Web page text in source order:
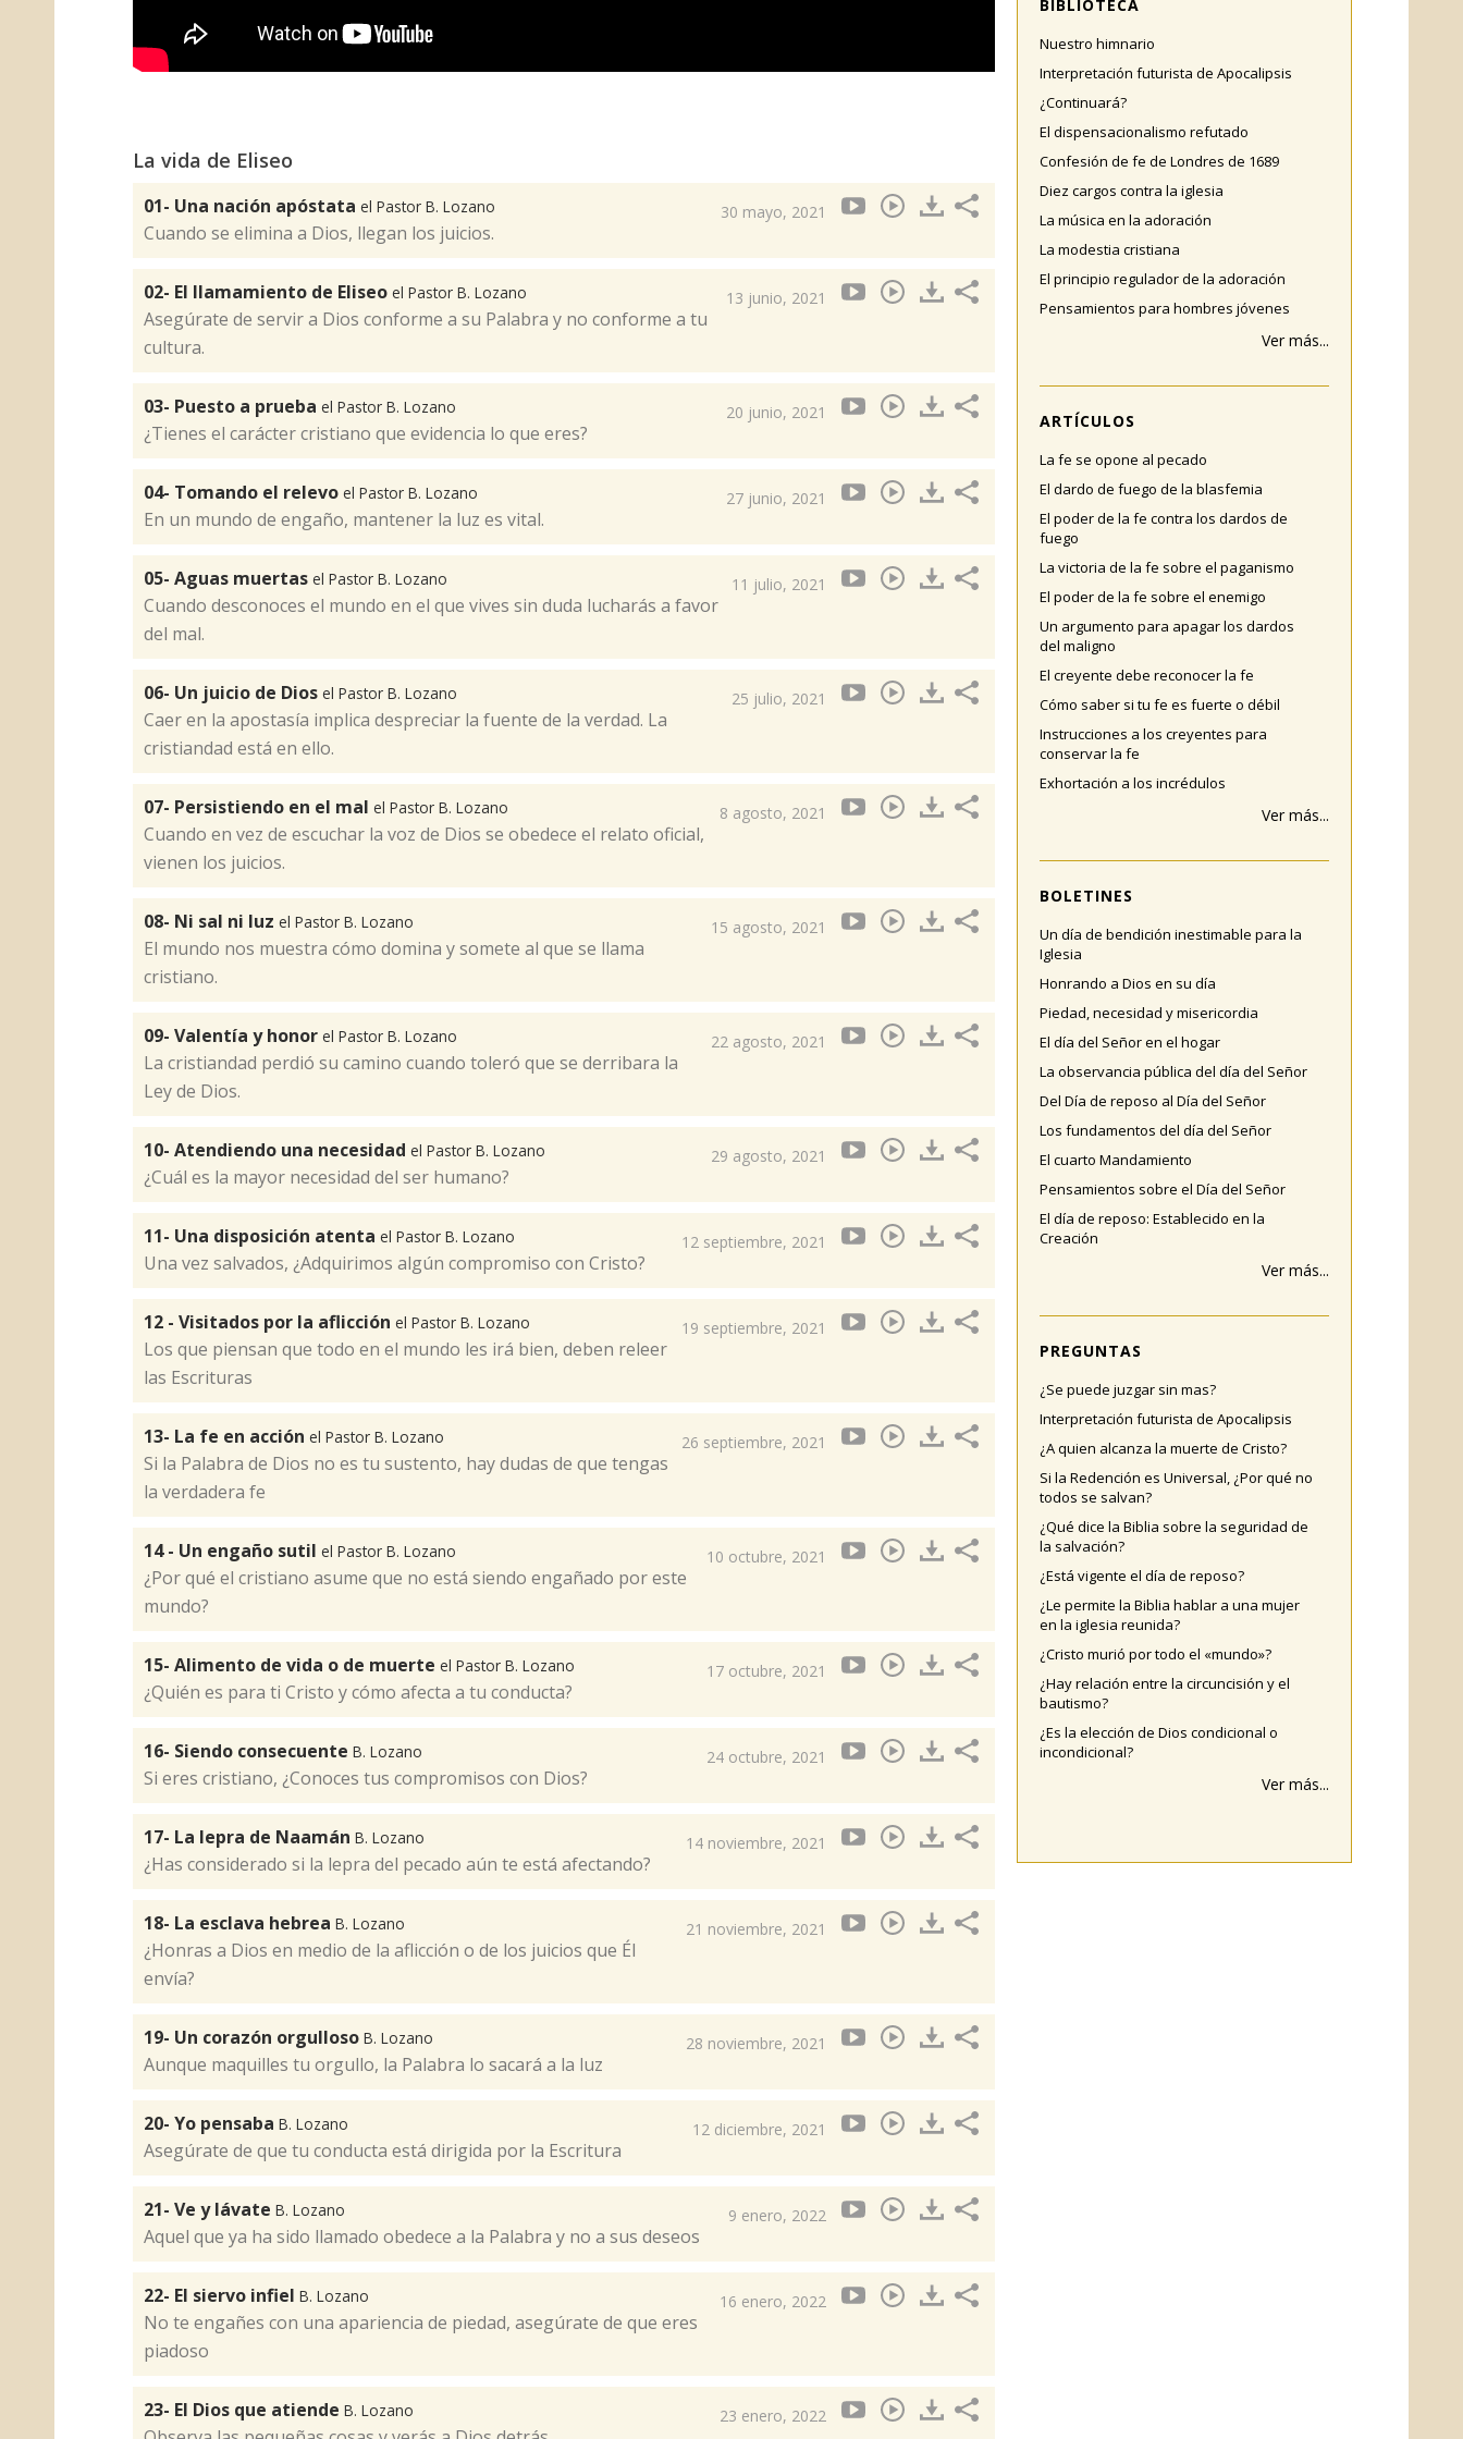
La vida de Eliseo
01- Una nación apóstata el Pastor B. Lozano 30 mayo, 2021
Cuando se elimina a Dios, llegan los juicios.
02- El llamamiento de Eliseo el Pastor B. Lozano 13 junio, 2021
Asegúrate de servir a Dios conforme a su Palabra y no conforme a tu
cultura.
03- Puesto a prueba el Pastor B. Lozano 20 junio, 2021
¿Tienes el carácter cristiano que evidencia lo que eres?
04- Tomando el relevo el Pastor B. Lozano 27 junio, 2021
En un mundo de engaño, mantener la luz es vital.
05- Aguas muertas el Pastor B. Lozano 11 julio, 2021
Cuando desconoces el mundo en el que vives sin duda lucharás a favor
del mal.
06- Un juicio de Dios el Pastor B. Lozano 25 julio, 2021
Caer en la apostasía implica despreciar la fuente de la verdad. La
cristiandad está en ello.
07- Persistiendo en el mal el Pastor B. Lozano 8 agosto, 2021
Cuando en vez de escuchar la voz de Dios se obedece el relato oficial,
vienen los juicios.
08- Ni sal ni luz el Pastor B. Lozano 15 agosto, 2021
El mundo nos muestra cómo domina y somete al que se llama
cristiano.
09- Valentía y honor el Pastor B. Lozano 22 agosto, 2021
La cristiandad perdió su camino cuando toleró que se derribara la
Ley de Dios.
10- Atendiendo una necesidad el Pastor B. Lozano 29 agosto, 2021
¿Cuál es la mayor necesidad del ser humano?
11- Una disposición atenta el Pastor B. Lozano 12 septiembre, 2021
Una vez salvados, ¿Adquirimos algún compromiso con Cristo?
12 - Visitados por la aflicción el Pastor B. Lozano 19 septiembre, 2021
Los que piensan que todo en el mundo les irá bien, deben releer
las Escrituras
13- La fe en acción el Pastor B. Lozano 26 septiembre, 2021
Si la Palabra de Dios no es tu sustento, hay dudas de que tengas
la verdadera fe
14 - Un engaño sutil el Pastor B. Lozano 10 octubre, 2021
¿Por qué el cristiano asume que no está siendo engañado por este
mundo?
15- Alimento de vida o de muerte el Pastor B. Lozano 17 octubre, 2021
¿Quién es para ti Cristo y cómo afecta a tu conducta?
16- Siendo consecuente B. Lozano 24 octubre, 2021
Si eres cristiano, ¿Conoces tus compromisos con Dios?
17- La lepra de Naamán B. Lozano 14 noviembre, 2021
¿Has considerado si la lepra del pecado aún te está afectando?
18- La esclava hebrea B. Lozano 21 noviembre, 2021
¿Honras a Dios en medio de la aflicción o de los juicios que Él
envía?
19- Un corazón orgulloso B. Lozano 28 noviembre, 2021
Aunque maquilles tu orgullo, la Palabra lo sacará a la luz
20- Yo pensaba B. Lozano 12 diciembre, 2021
Asegúrate de que tu conducta está dirigida por la Escritura
21- Ve y lávate B. Lozano 9 enero, 2022
Aquel que ya ha sido llamado obedece a la Palabra y no a sus deseos
22- El siervo infiel B. Lozano 16 enero, 2022
No te engañes con una apariencia de piedad, asegúrate de que eres
piadoso
23- El Dios que atiende B. Lozano 23 enero, 2022
BIBLIOTECA
Nuestro himnario
Interpretación futurista de Apocalipsis
¿Continuará?
El dispensacionalismo refutado
Confesión de fe de Londres de 1689
Diez cargos contra la iglesia
La música en la adoración
La modestia cristiana
El principio regulador de la adoración
Pensamientos para hombres jóvenes
Ver más...
ARTÍCULOS
La fe se opone al pecado
El dardo de fuego de la blasfemia
El poder de la fe contra los dardos de
fuego
La victoria de la fe sobre el paganismo
El poder de la fe sobre el enemigo
Un argumento para apagar los dardos
del maligno
El creyente debe reconocer la fe
Cómo saber si tu fe es fuerte o débil
Instrucciones a los creyentes para
conservar la fe
Exhortación a los incrédulos
Ver más...
BOLETINES
Un día de bendición inestimable para la
Iglesia
Honrando a Dios en su día
Piedad, necesidad y misericordia
El día del Señor en el hogar
La observancia pública del día del Señor
Del Día de reposo al Día del Señor
Los fundamentos del día del Señor
El cuarto Mandamiento
Pensamientos sobre el Día del Señor
El día de reposo: Establecido en la
Creación
Ver más...
PREGUNTAS
¿Se puede juzgar sin mas?
Interpretación futurista de Apocalipsis
¿A quien alcanza la muerte de Cristo?
Si la Redención es Universal, ¿Por qué no
todos se salvan?
¿Qué dice la Biblia sobre la seguridad de
la salvación?
¿Está vigente el día de reposo?
¿Le permite la Biblia hablar a una mujer
en la iglesia reunida?
¿Cristo murió por todo el «mundo»?
¿Hay relación entre la circuncisión y el
bautismo?
¿Es la elección de Dios condicional o
incondicional?
Ver más...